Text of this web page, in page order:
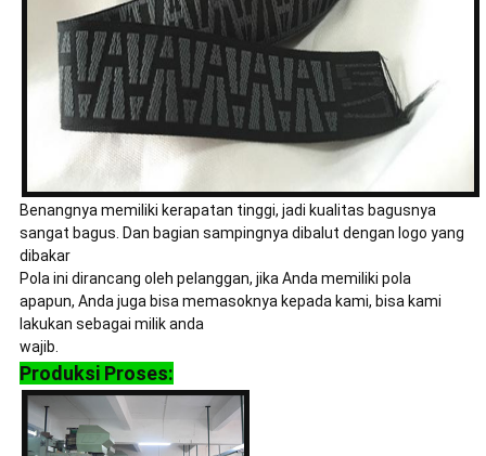
Benangnya memiliki kerapatan tinggi, jadi kualitas bagusnya
sangat bagus. Dan bagian sampingnya dibalut dengan logo yang
dibakar
Pola ini dirancang oleh pelanggan, jika Anda memiliki pola
apapun, Anda juga bisa memasoknya kepada kami, bisa kami
lakukan sebagai milik anda
wajib.
Produksi Proses: